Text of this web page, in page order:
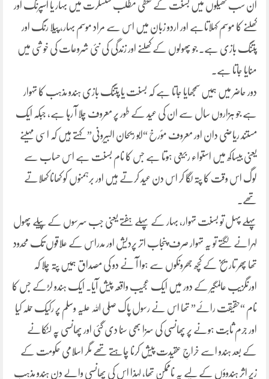
ان سب کھیلوں میں بسنت کے لفظی مطلب سنسکرت میں بہار یا اسپرنگ اور
کھلنے کا موسم کہلاتاہے اور اردو زبان میں اس سے مراد موسم بہار، پیلا رنگ اور
پتنگ بازی ہے۔ جو پھولوں کے کھلنے اور زندگی کی نئی شروعات کی خوشی میں
منایا جاتا ہے۔
دور حاضر میں ہمیں سمجھایا جاتا ہے کہ بسنت یا پتنگ بازی ہندو مذہب کا تہوار
ہے جو ہزاروں سال سے ان کی عید کے طور پر معروف چلا آ رہا ہے، جبکہ ایک
مستند ریاضی دان اور معروف مؤرخ “ابو ریحان البیرونی” کہتے ہیں کہ اسی مہینے
یعنی بیساکھ میں استواء ربیعی ہوتا ہے جس کا نام بسنت ہے اس حساب سے
لوگ اس وقت کا پتہ لگا کر اس دن عید کرتے ہیں اور برہمنوں کو کھانا کھلاتے
تھے۔
پہلے پہل تو بسنت تہوار، بہار کے پہلے ہفتے یعنی جب سرسوں کے پیلے پھول
لہرانے لگتے تو یہ تہوار صرف پنجاب اتر پردیش اور مدراس کے علاقوں تک محدود
تھا پھر تاریخ کے کچھ جھرونکوں سے ہوا آ نے دو کی مصداق ہمیں پتہ چلا کہ
اورنگزیب عالمگیر کے دور میں ایک عجیب واقعہ پیش آیا۔ ایک ہندو لڑکے جس کا
نام “حقیقت رائے” تھا اس نے رسول پاک صلی اللہ علیہ وسلم پر رکیک حملہ کیا
اور جرم ثابت ہونے پر پھانسی کی سزا بھی سنا دی گئی اور پھانسی پہ لٹکانے
کے بعد ہندو اسے خراجِ عقیدت پیش کرنا چاہتے تھے مگر اسلامی حکومت کے
زیر اثر ہندوؤں کے لیے یہ ناممکن تھا، لہذا اس کی پھانسی والے دن ہندو مذہب